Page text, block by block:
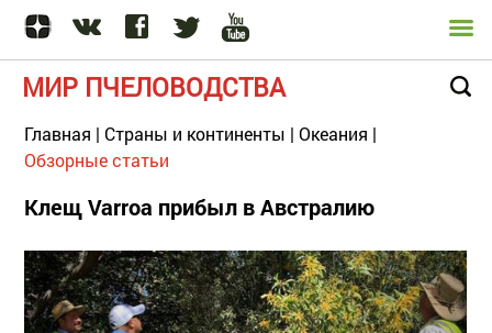
МИР ПЧЕЛОВОДСТВА
Главная | Страны и континенты | Океания |
Обзорные статьи
Клещ Varroa прибыл в Австралию